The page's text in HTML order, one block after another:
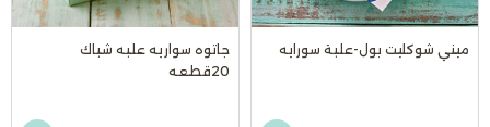
ميني شوكليت بول-علبة سورايه
جاتوه سواريه علبه شباك
20قطعه